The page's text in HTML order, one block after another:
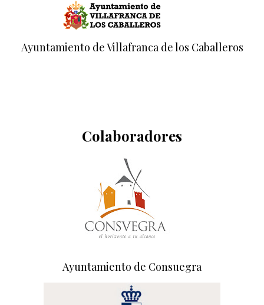
Ayuntamiento de Villafranca de los Caballeros
Colaboradores
Ayuntamiento de Consuegra